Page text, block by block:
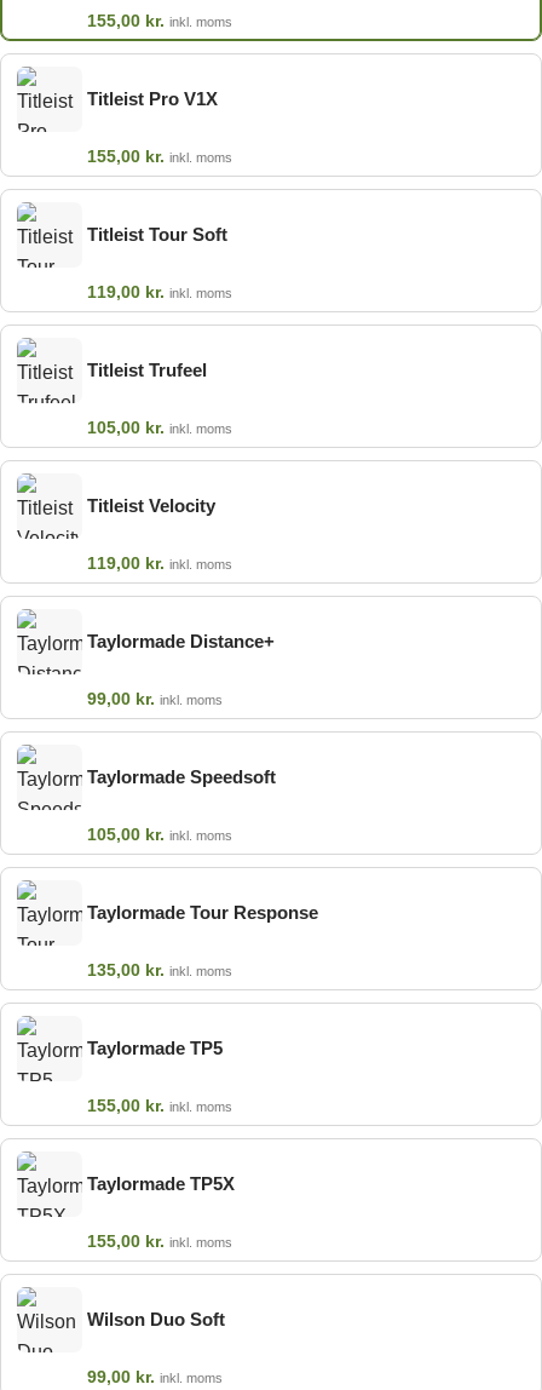
155,00 kr. inkl. moms
Titleist Pro V1X
155,00 kr. inkl. moms
Titleist Tour Soft
119,00 kr. inkl. moms
Titleist Trufeel
105,00 kr. inkl. moms
Titleist Velocity
119,00 kr. inkl. moms
Taylormade Distance+
99,00 kr. inkl. moms
Taylormade Speedsoft
105,00 kr. inkl. moms
Taylormade Tour Response
135,00 kr. inkl. moms
Taylormade TP5
155,00 kr. inkl. moms
Taylormade TP5X
155,00 kr. inkl. moms
Wilson Duo Soft
99,00 kr. inkl. moms